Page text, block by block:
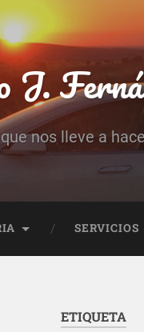
J.
nos lleve a
SERVICIOS
ETIQUETA